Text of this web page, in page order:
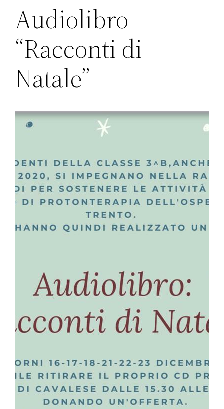
Audiolibro
“Racconti di
Natale”